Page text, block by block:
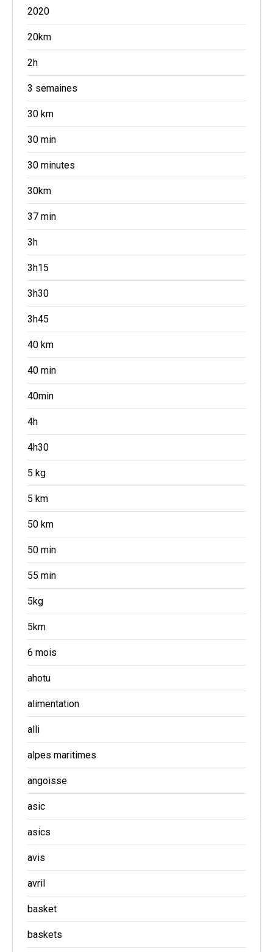
2020
20km
2h
3 semaines
30 km
30 min
30 minutes
30km
37 min
3h
3h15
3h30
3h45
40 km
40 min
40min
4h
4h30
5 kg
5 km
50 km
50 min
55 min
5kg
5km
6 mois
ahotu
alimentation
alli
alpes maritimes
angoisse
asic
asics
avis
avril
basket
baskets